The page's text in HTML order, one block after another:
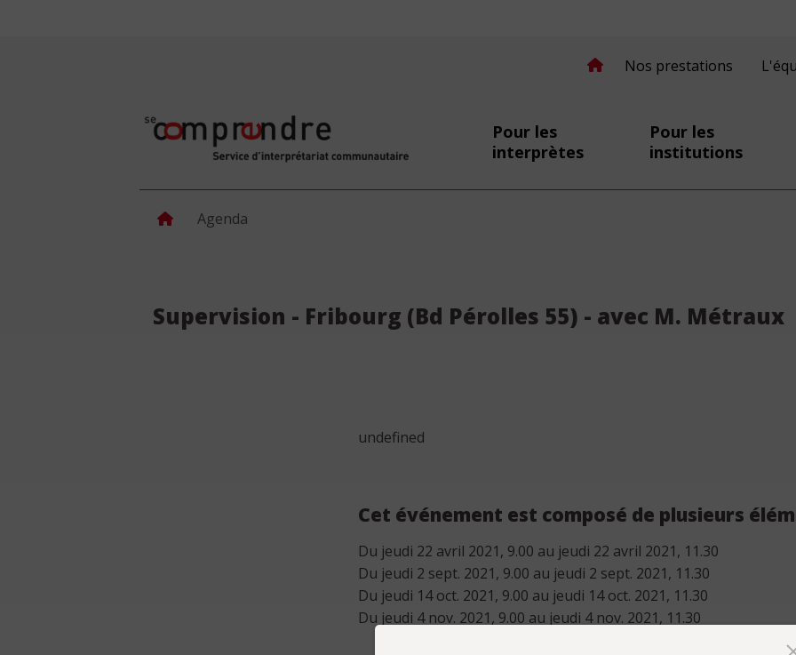
Nos prestations
Pour les
interprètes
Pour les
institutions
Agenda
Supervision - Fribourg (Bd Pérolles 55) - avec M. Métraux
undefined
Cet événement est composé de plusieurs
Du jeudi 22 avril 2021, 9.00 au jeudi 22 avril 2021, 11.30
Du jeudi 2 sept. 2021, 9.00 au jeudi 2 sept. 2021, 11.30
Du jeudi 14 oct. 2021, 9.00 au jeudi 14 oct. 2021, 11.30
Du jeudi 4 nov. 2021, 9.00 au jeudi 4 nov. 2021, 11.30